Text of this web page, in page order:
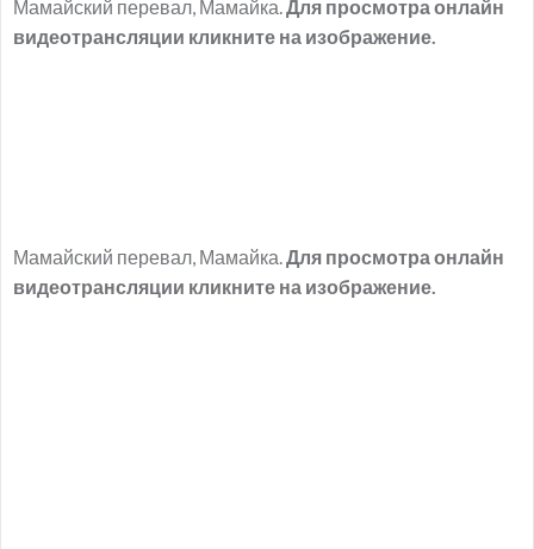
Мамайский перевал, Мамайка.Для просмотра онлайн
видеотрансляции кликните на изображение.
Мамайский перевал, Мамайка.Для просмотра онлайн
видеотрансляции кликните на изображение.